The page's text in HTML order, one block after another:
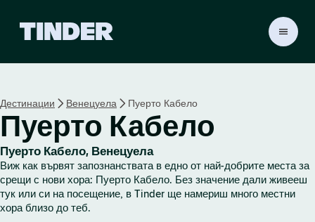
r
Н
а
ч
а
л
о
Дестинации Венецуела Пуерто Кабело
Пуерто Кабело
Пуерто Кабело, Венецуела
Виж как вървят запознанствата в едно от най-добрите места за
срещи с нови хора: Пуерто Кабело. Без значение дали живееш
тук или си на посещение, в Tinder ще намериш много местни
хора близо до теб.